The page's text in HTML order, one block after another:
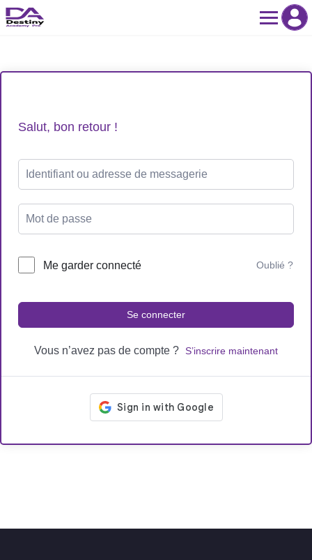
Skip
to
Salut, bon retour !
Me garder connecté Oublié ?
Se connecter
Vous n’avez pas de compte ? S’inscrire maintenant